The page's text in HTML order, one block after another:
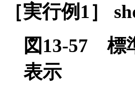
［実行例1］
図13-57 標
表示